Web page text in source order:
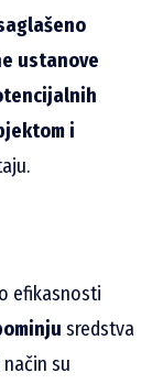
ustanove
i
efikasnosti
sredstva
su